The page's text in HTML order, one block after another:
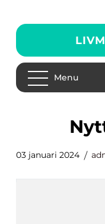
Menu
03 januari 2024